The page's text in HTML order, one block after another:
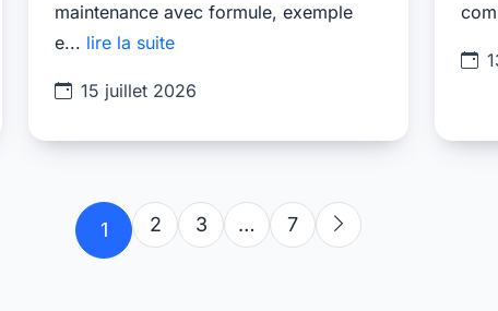
maintenance avec formule, exemple
e... lire la suite
15 juillet 2026
1 2 3 … 7